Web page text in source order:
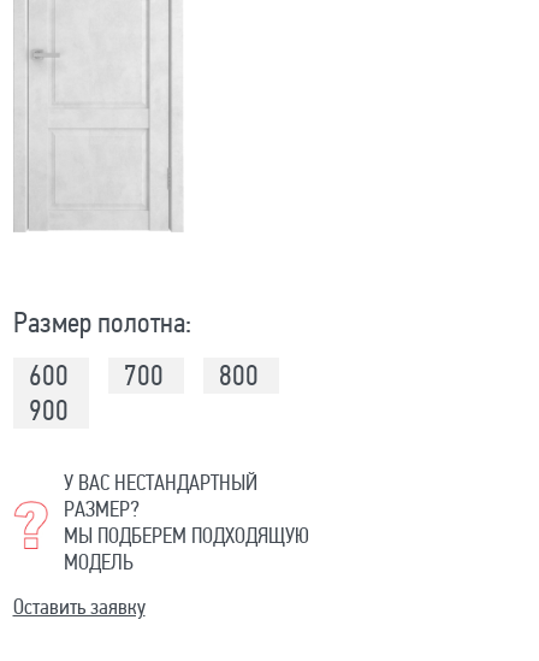
Размер полотна:
600
700
800
900
У ВАС НЕСТАНДАРТНЫЙ
РАЗМЕР?
МЫ ПОДБЕРЕМ ПОДХОДЯЩУЮ
МОДЕЛЬ
Оставить заявку